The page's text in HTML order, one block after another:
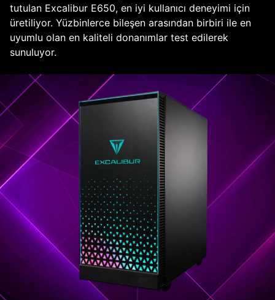
tutulan Excalibur E650, en iyi kullanıcı deneyimi için
üretiliyor. Yüzbinlerce bileşen arasından birbiri ile en
uyumlu olan en kaliteli donanımlar test edilerek
sunuluyor.